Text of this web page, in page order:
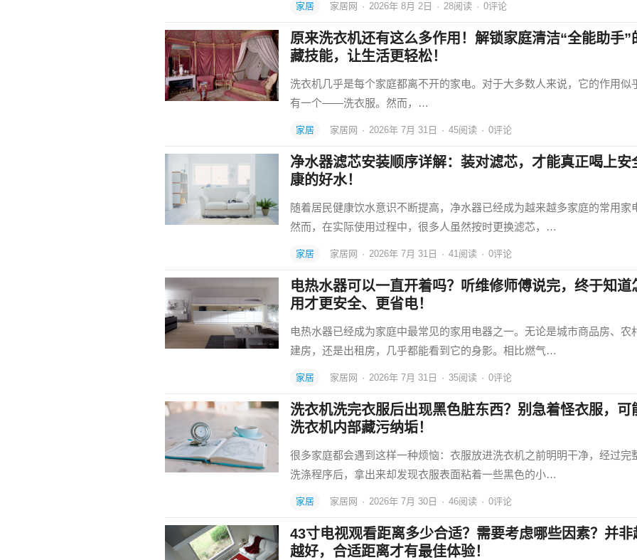
家居 家居网 · 2026年 8月 2日 · 28阅读 · 0评论
原来洗衣机还有这么多作用！解锁家庭清洁“全能助手”
藏技能，让生活更轻松！
洗衣机几乎是每个家庭都离不开的家电。对于大多数人来说，它的作用似
有一个——洗衣服。然而，…
家居 家居网 · 2026年 7月 31日 · 45阅读 · 0评论
净水器滤芯安装顺序详解：装对滤芯，才能真正喝上安
康的好水！
随着居民健康饮水意识不断提高，净水器已经成为越来越多家庭的常用家
然而，在实际使用过程中，很多人虽然按时更换滤芯，…
家居 家居网 · 2026年 7月 31日 · 41阅读 · 0评论
电热水器可以一直开着吗？听维修师傅说完，终于知道
用才更安全、更省电！
电热水器已经成为家庭中最常见的家用电器之一。无论是城市商品房、农
建房，还是出租房，几乎都能看到它的身影。相比燃气…
家居 家居网 · 2026年 7月 31日 · 35阅读 · 0评论
洗衣机洗完衣服后出现黑色脏东西？别急着怪衣服，可
洗衣机内部藏污纳垢！
很多家庭都会遇到这样一种烦恼：衣服放进洗衣机之前明明干净，经过完
洗涤程序后，拿出来却发现衣服表面粘着一些黑色的小…
家居 家居网 · 2026年 7月 30日 · 46阅读 · 0评论
43寸电视观看距离多少合适？需要考虑哪些因素？并非
越好，合适距离才有最佳体验！